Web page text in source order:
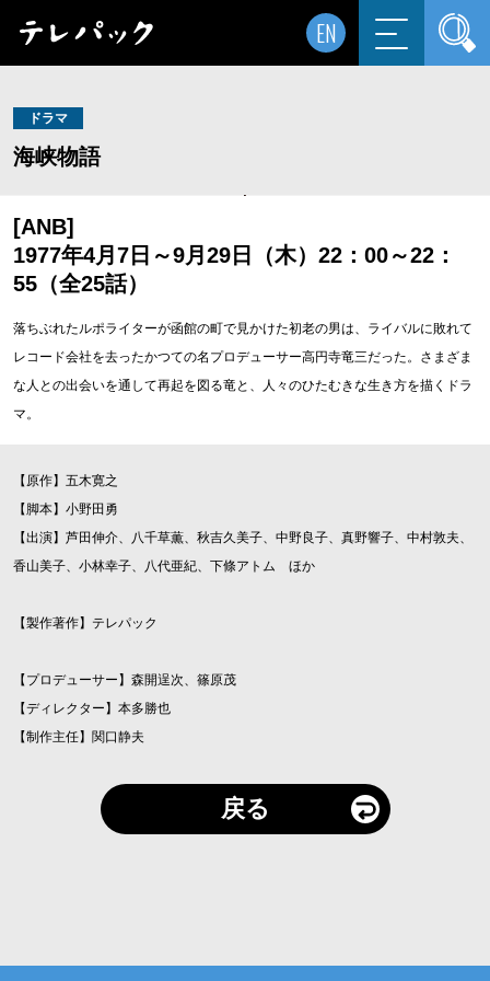
EN
ドラマ
海峡物語
[ANB]
1977年4月7日～9月29日（木）22：00～22：
55（全25話）
落ちぶれたルポライターが函館の町で見かけた初老の男は、ライバルに敗れて
レコード会社を去ったかつての名プロデューサー高円寺竜三だった。さまざま
な人との出会いを通して再起を図る竜と、人々のひたむきな生き方を描くドラ
マ。
【原作】五木寛之
【脚本】小野田勇
【出演】芦田伸介、八千草薫、秋吉久美子、中野良子、真野響子、中村敦夫、
香山美子、小林幸子、八代亜紀、下條アトム ほか
【製作著作】テレパック
【プロデューサー】森開逞次、篠原茂
【ディレクター】本多勝也
【制作主任】関口静夫
戻る